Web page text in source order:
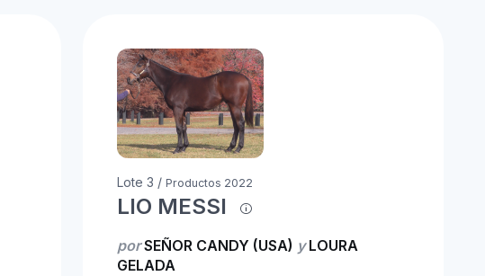
Lote 3 / Productos 2022
LIO MESSI
porSEÑOR CANDY (USA) yLOURA
GELADA